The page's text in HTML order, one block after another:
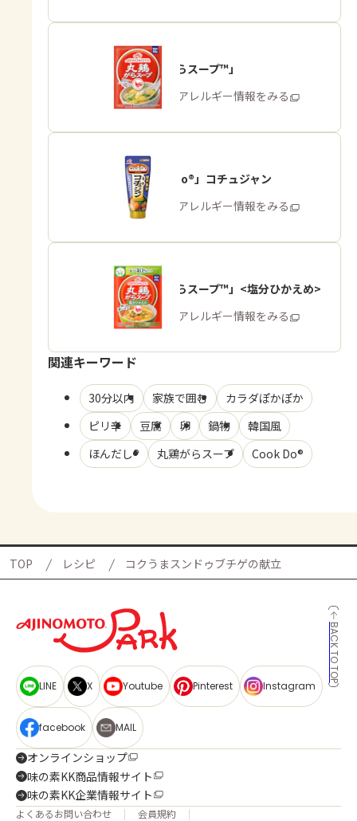
「丸鶏がらスープ™」
商品・アレルギー情報をみる
「Cook Do®」コチュジャン
商品・アレルギー情報をみる
「丸鶏がらスープ™」<塩分ひかえめ>
商品・アレルギー情報をみる
関連キーワード
30分以内 家族で囲む
カラダぽかぽか
ピリ辛
豆腐 卵 鍋物
韓国風
ほんだし®
丸鶏がらスープ Cook Do®
TOP レシピ コクうまスンドゥブチゲの献立
BACK TO TOP
LINE X Youtube Pinterest Instagram
facebook MAIL
オンラインショップ
味の素KK商品情報サイト
味の素KK企業情報サイト
よくあるお問い合わせ 会員規約